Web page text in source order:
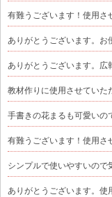
有難うございます！使用さ
ありがとうございます。お
ありがとうございます。広
教材作りに使用させていた
手書きの花まるも可愛いの
有難うございます！使用さ
シンプルで使いやすいので
ありがとうございます。使